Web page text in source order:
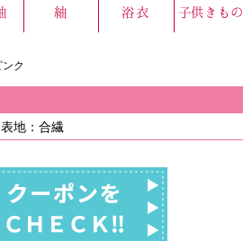
紬 浴衣 子供きもの
ク
地：合繊